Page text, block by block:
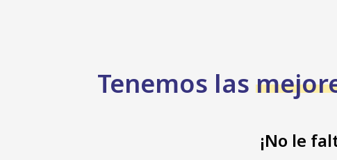
Tenemos las
¡No le